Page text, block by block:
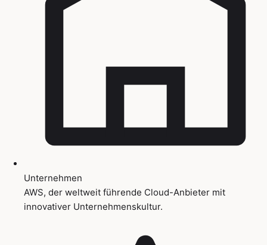
Unternehmen
AWS, der weltweit führende Cloud-Anbieter mit
innovativer Unternehmenskultur.